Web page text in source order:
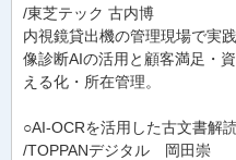
/東芝テック 古内博
内視鏡貸出機の管理現場で実
像診断AIの活用と顧客満足・
える化・所在管理。
○AI-OCRを活用した古文書解
/TOPPANデジタル 岡田崇